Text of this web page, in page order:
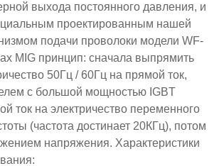
выхода постоянного давления, и
проектированным нашей
подачи проволоки модели WF-
MIG принцип: сначала выпрямить
50Гц / 60Гц на прямой ток,
с большой мощностью IGBT
ток на электричество переменного
(частота достинает 20КГц), потом
напряжения. Характеристики